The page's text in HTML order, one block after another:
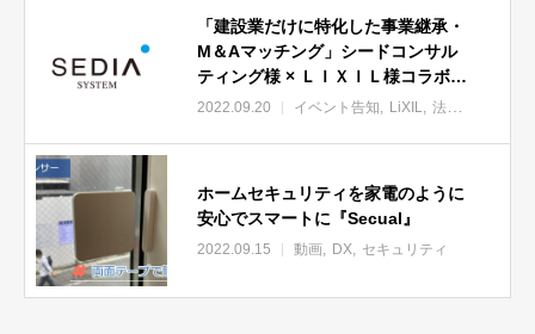
「建設業だけに特化した事業継承・
M＆Aマッチング」シードコンサル
ティング様 × ＬＩＸＩＬ様コラボセ
ミナー企画
2022.09.20 イベント告知 LiXIL 法改正・支援
ホームセキュリティを家電のように
安心でスマートに『Secual』
2022.09.15 動画 DX セキュリティ